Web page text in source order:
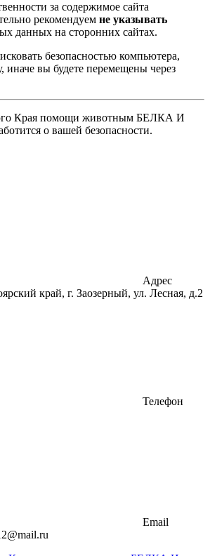
за содержимое сайта
рекомендуем не указывать
данных на сторонних сайтах.
безопасностью компьютера,
иначе вы будете перемещены через
Края помощи животным БЕЛКА И
о вашей безопасности.
Адрес
край, г. Заозерный, ул. Лесная, д.2
Телефон
Email